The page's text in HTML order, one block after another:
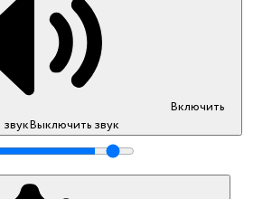
Включить
звукВыключить звук